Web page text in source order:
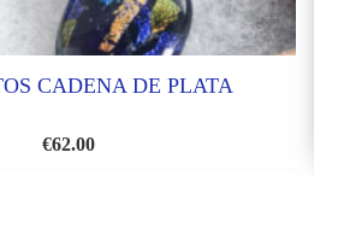
CADENA DE PLATA
€62.00